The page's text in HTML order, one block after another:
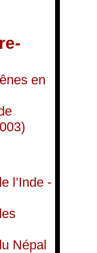
en
l’Inde -
Népal